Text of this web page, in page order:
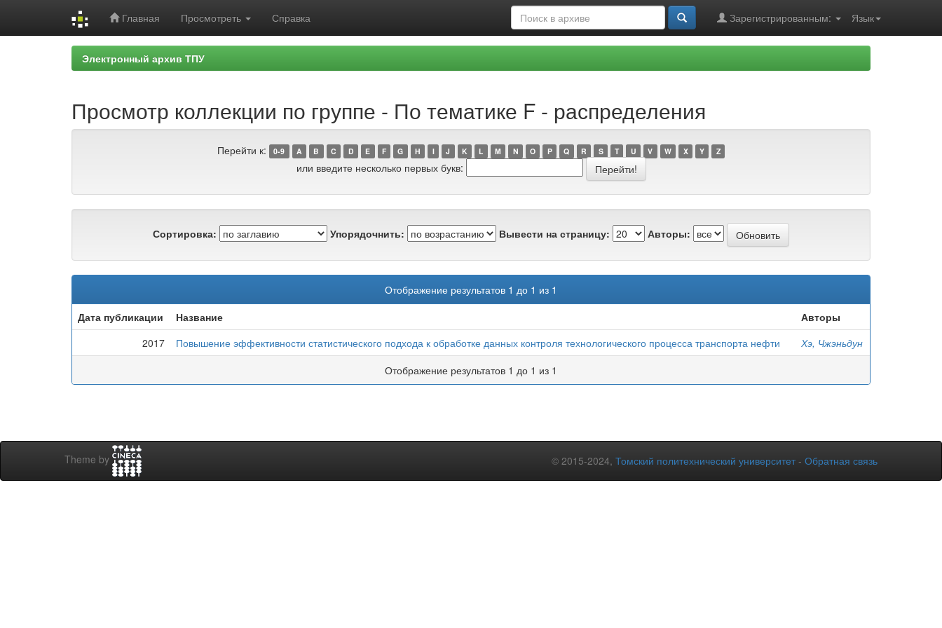
Главная Просмотреть Справка Язык
Зарегистрированным:
Электронный архив ТПУ
Просмотр коллекции по группе - По тематике F - распределения
Перейти к: 0-9 A B C D E F G H I J K L M N O P Q R S T U V W X Y Z
или введите несколько первых букв:
Сортировка: Упорядочнить: Вывести на страницу: Авторы:
Отображение результатов 1 до 1 из 1
Дата публикации
Название
Авторы
2017
Повышение эффективности статистического подхода к обработке данных контроля технологического процесса транспорта нефти
Хэ, Чжэньдун
Отображение результатов 1 до 1 из 1
Theme by © 2015-2024, Томский политехнический университет - Обратная связь